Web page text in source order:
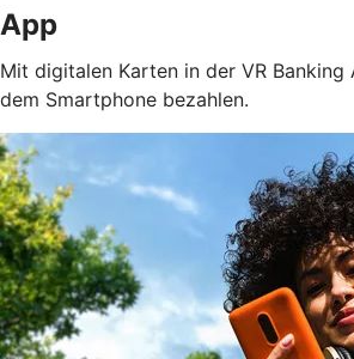
App
Mit digitalen Karten in der VR Banking
dem Smartphone bezahlen.